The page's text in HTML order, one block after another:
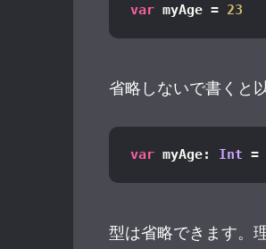
var myAge = 23
省略しないで書くと
var myAge: Int =
型は省略できます。